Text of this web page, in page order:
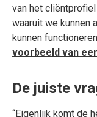
van het
waaruit we kunnen
kunnen
voorbeeld van
De juiste
“Eigenlijk komt de